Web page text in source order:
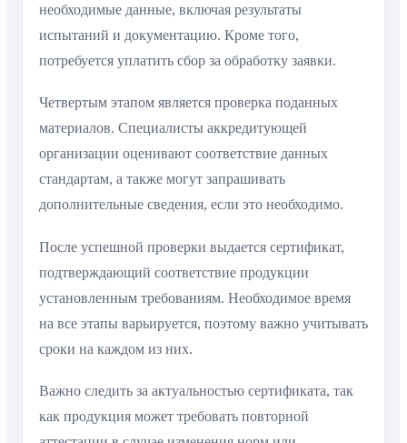
необходимые данные, включая результаты
испытаний и документацию. Кроме того,
потребуется уплатить сбор за обработку заявки.
Четвертым этапом является проверка поданных
материалов. Специалисты аккредитующей
организации оценивают соответствие данных
стандартам, а также могут запрашивать
дополнительные сведения, если это необходимо.
После успешной проверки выдается сертификат,
подтверждающий соответствие продукции
установленным требованиям. Необходимое время
на все этапы варьируется, поэтому важно учитывать
сроки на каждом из них.
Важно следить за актуальностью сертификата, так
как продукция может требовать повторной